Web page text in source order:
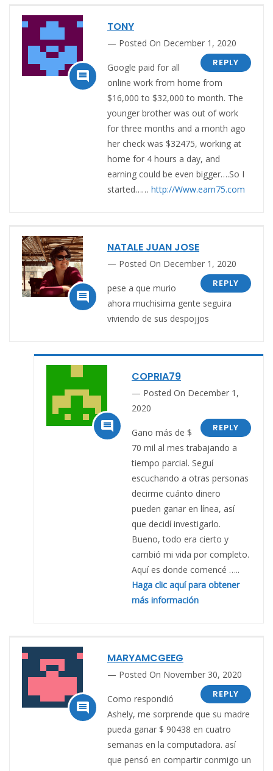

TONY
Posted On December 1, 2020
REPLY
Google paid for all
online work from home from
$16,000 to $32,000 to month. The
younger brother was out of work
for three months and a month ago
her check was $32475, working at
home for 4 hours a day, and
earning could be even bigger….So I
started…… http://Www.earn75.com

NATALE JUAN JOSE
Posted On December 1, 2020
REPLY
pese a que murio
ahora muchisima gente seguira
viviendo de sus despojjos

COPRIA79
Posted On December 1,
2020
REPLY
Gano más de $
70 mil al mes trabajando a
tiempo parcial. Seguí
escuchando a otras personas
decirme cuánto dinero
pueden ganar en línea, así
que decidí investigarlo.
Bueno, todo era cierto y
cambió mi vida por completo.
Aquí es donde comencé …..
Haga clic aquí para obtener
más información

MARYAMCGEEG
Posted On November 30, 2020
REPLY
Como respondió
Ashely, me sorprende que su madre
pueda ganar $ 90438 en cuatro
semanas en la computadora. así
que pensó en compartir conmigo un